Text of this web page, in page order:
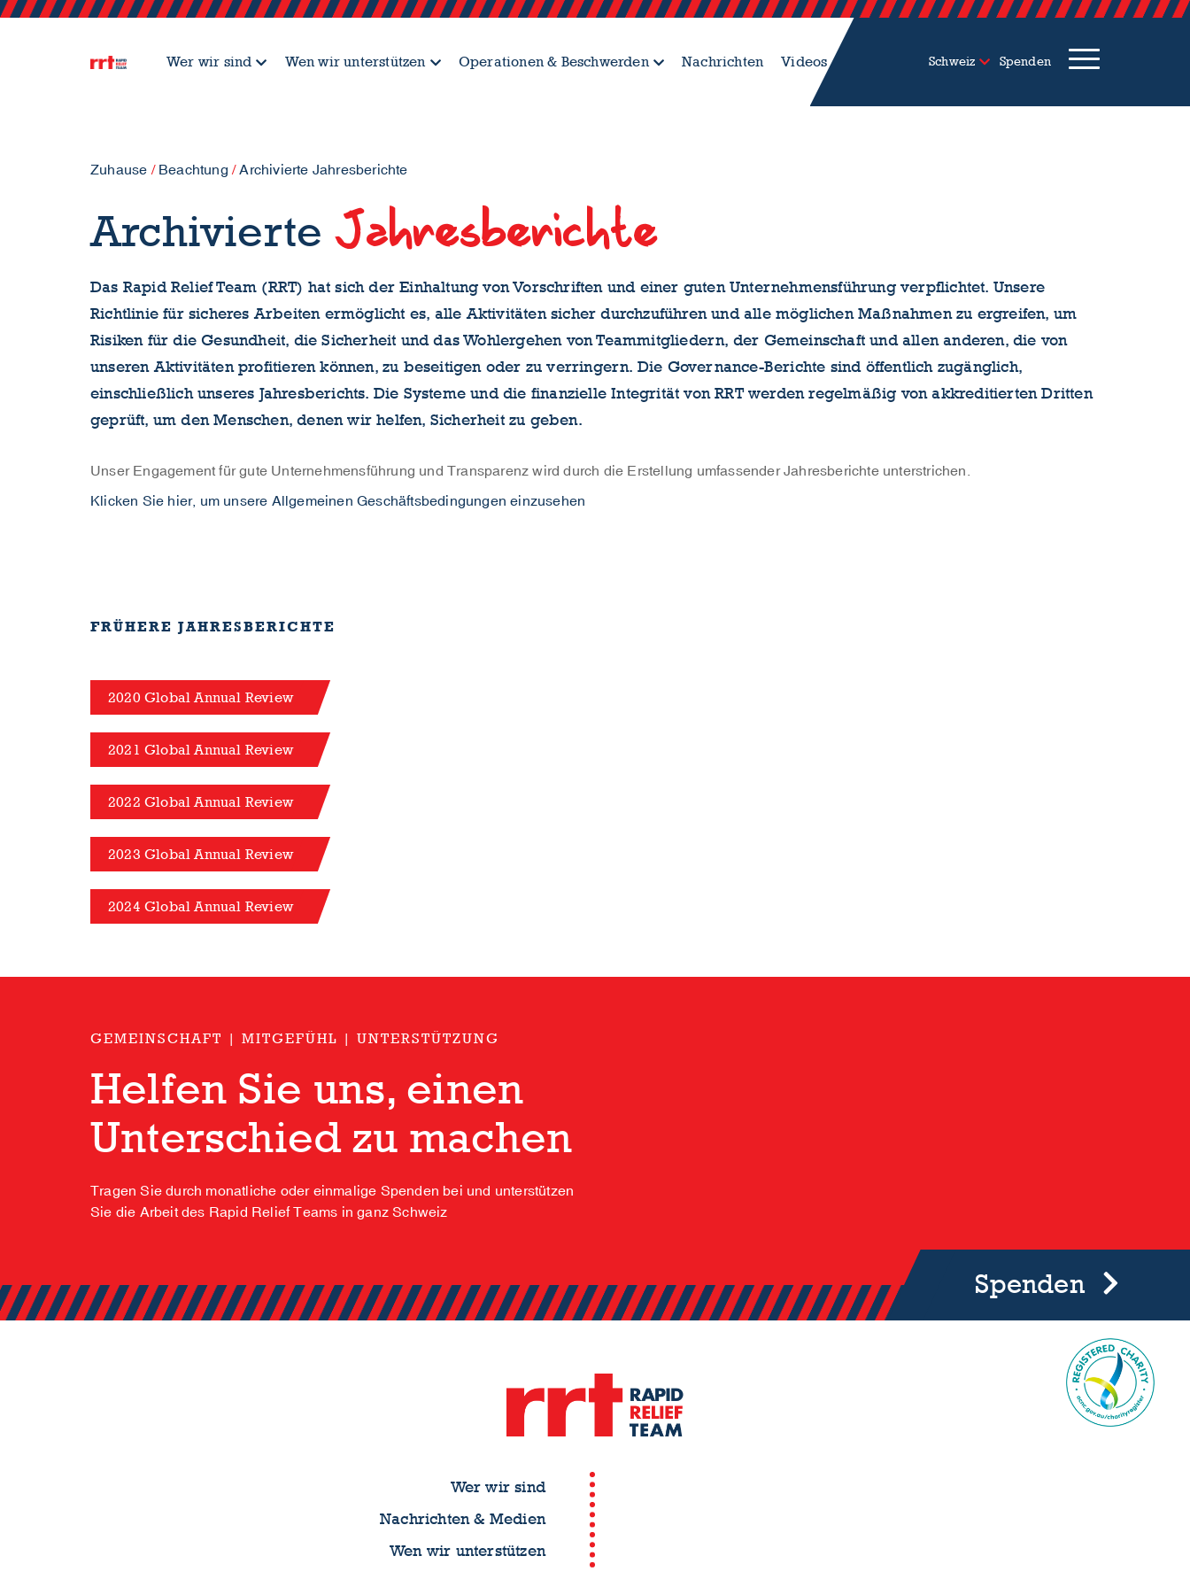
Wer wir sind Wen wir unterstützen Operationen & Beschwerden Nachrichten Videos Schweiz Spenden
Zuhause / Beachtung /Archivierte Jahresberichte
Archivierte Jahresberichte
Das Rapid Relief Team (RRT) hat sich der Einhaltung von Vorschriften und einer guten Unternehmensführung verpflichtet. Unsere
Richtlinie für sicheres Arbeiten ermöglicht es, alle Aktivitäten sicher durchzuführen und alle möglichen Maßnahmen zu ergreifen, um
Risiken für die Gesundheit, die Sicherheit und das Wohlergehen von Teammitgliedern, der Gemeinschaft und allen anderen, die von
unseren Aktivitäten profitieren können, zu beseitigen oder zu verringern. Die Governance-Berichte sind öffentlich zugänglich,
einschließlich unseres Jahresberichts. Die Systeme und die finanzielle Integrität von RRT werden regelmäßig von akkreditierten Dritten
geprüft, um den Menschen, denen wir helfen, Sicherheit zu geben.
Unser Engagement für gute Unternehmensführung und Transparenz wird durch die Erstellung umfassender Jahresberichte unterstrichen.
Klicken Sie hier, um unsere Allgemeinen Geschäftsbedingungen einzusehen
FRÜHERE JAHRESBERICHTE
2020 Global Annual Review
2021 Global Annual Review
2022 Global Annual Review
2023 Global Annual Review
2024 Global Annual Review
GEMEINSCHAFT | MITGEFÜHL | UNTERSTÜTZUNG
Helfen Sie uns, einen
Unterschied zu machen
Tragen Sie durch monatliche oder einmalige Spenden bei und unterstützen
Sie die Arbeit des Rapid Relief Teams in ganz Schweiz
Spenden
Wer wir sind
Nachrichten & Medien
Wen wir unterstützen